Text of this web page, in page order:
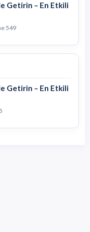
Getirin – En Etkili
549
Getirin – En Etkili